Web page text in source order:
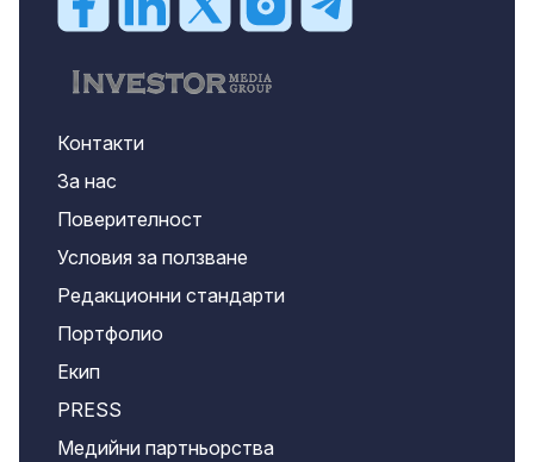
Контакти
За нас
Поверителност
Условия за ползване
Редакционни стандарти
Портфолио
Екип
PRESS
Медийни партньорства